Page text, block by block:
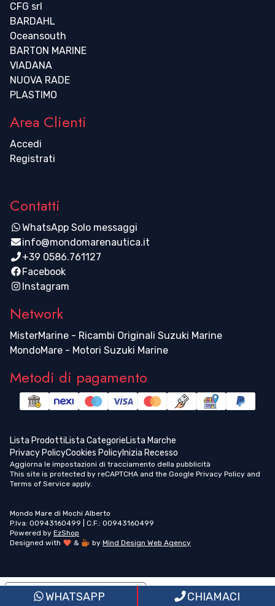
CFG srl
BARDAHL
Oceansouth
BARTON MARINE
VIADANA
NUOVA RADE
PLASTIMO
Area Clienti
Accedi
Registrati
Contatti
WhatsApp Solo messaggi
info@mondomarenautica.it
+39 0586.761127
Facebook
Instagram
Network
MisterMarine - Ricambi Originali Suzuki Marine
MondoMare - Motori Suzuki Marine
Metodi di pagamento
Lista ProdottiLista CategorieLista Marche
Privacy PolicyCookies PolicyInizia Recesso
Aggiorna le impostazioni di tracciamento della pubblicità
This site is protected by reCAPTCHA and the Google Privacy Policy and
Terms of Service apply.
Mondo Mare di Mochi Alberto
P.Iva: 00943160499 | C.F.: 00943160499
Powered by EzShop
Designed with
& by Mind Design Web Agency
WHATSAPP CHIAMACI
Informativa sulla raccolta